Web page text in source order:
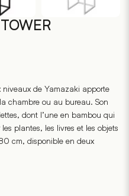
niveaux de Yamazaki apporte
chambre ou au bureau. Son
dont l’une en bambou qui
plantes, les livres et les objets
cm, disponible en deux